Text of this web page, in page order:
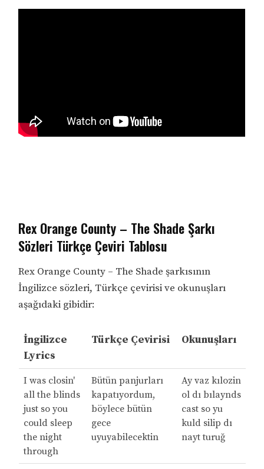
Rex Orange County – The Shade Şarkı
Sözleri Türkçe Çeviri Tablosu
Rex Orange County – The Shade şarkısının
İngilizce sözleri, Türkçe çevirisi ve okunuşları
aşağıdaki gibidir:
İngilizce
Lyrics
Türkçe Çevirisi Okunuşları
I was closin'
all the blinds
just so you
could sleep
the night
through
Bütün panjurları
kapatıyordum,
böylece bütün
gece
uyuyabilecektin
Ay vaz kılozin
ol dı bılaynds
cast so yu
kuld silip dı
nayt turuğ